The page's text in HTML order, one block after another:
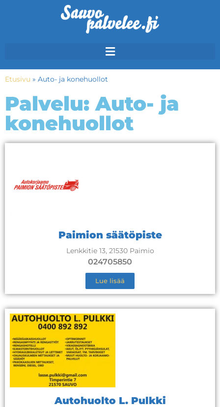
Etusivu » Auto- ja konehuollot
Palvelu: Auto- ja
konehuollot
Paimion säätöpiste
Lenkkitie 13, 21530 Paimio
024705850
Lue lisää
Autohuolto L. Pulkki